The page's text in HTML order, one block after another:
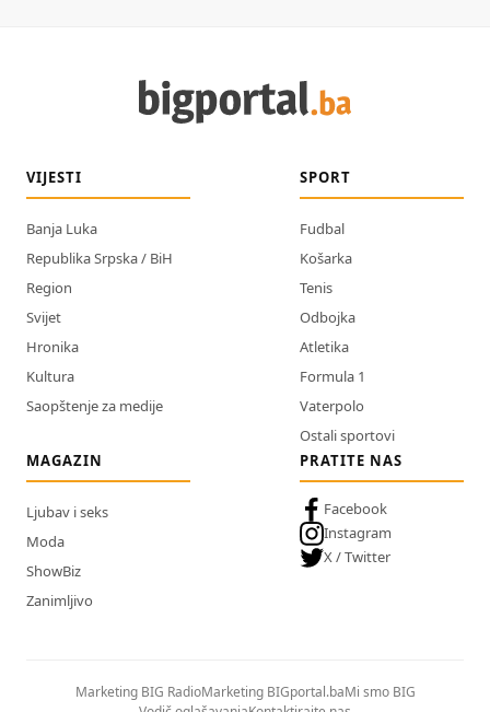
VIJESTI
Banja Luka
Republika Srpska / BiH
Region
Svijet
Hronika
Kultura
Saopštenje za medije
SPORT
Fudbal
Košarka
Tenis
Odbojka
Atletika
Formula 1
Vaterpolo
Ostali sportovi
MAGAZIN
Ljubav i seks
Moda
ShowBiz
Zanimljivo
PRATITE NAS
Facebook
Instagram
X / Twitter
Marketing BIG RadioMarketing BIGportal.baMi smo BIG